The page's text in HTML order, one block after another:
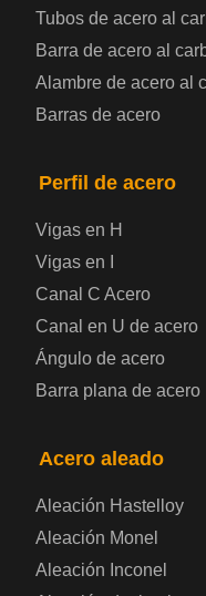
Chapa de acero
Placa de acero
presión
Placa de acero
Chapa de acero a
Chapa de acero
Placa de acero
Placa de acero
Placa de acero
Tubos de acero al
Barra de acero al
Alambre de acero al
Barras de acero
Perfil de acero
Vigas en H
Vigas en I
Canal C Acero
Canal en U de acero
Ángulo de acero
Barra plana de acero
Acero aleado
Aleación Hastelloy
Aleación Monel
Aleación Inconel